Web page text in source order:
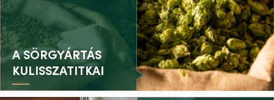
A SÖRGYÁRTÁS
KULISSZATITKAI